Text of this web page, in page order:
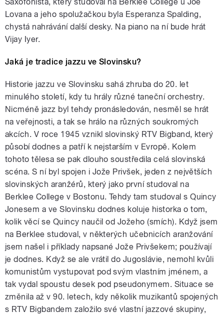
Lovana a jeho spolužačkou byla Esperanza Spalding,
chystá nahrávání další desky. Na piano na ní bude hrát
Vijay Iyer.
Jaká je tradice jazzu ve Slovinsku?
Historie jazzu ve Slovinsku sahá zhruba do 20. let
minulého století, kdy tu hrály různé taneční orchestry.
Nicméně jazz byl tehdy pronásledován, nesměl se hrát
na veřejnosti, a tak se hrálo na různých soukromých
akcích. V roce 1945 vznikl slovinský RTV Bigband, který
působí dodnes a patří k nejstarším v Evropě. Kolem
tohoto tělesa se pak dlouho soustředila celá slovinská
scéna. S ní byl spojen i Jože Privšek, jeden z největších
slovinských aranžérů, který jako první studoval na
Berklee College v Bostonu. Tehdy tam studoval s Quincy
Jonesem a ve Slovinsku dodnes koluje historka o tom,
kolik věcí se Quincy naučil od Jožeho (smích). Když jsem
na Berklee studoval, v některých učebnicích aranžování
jsem našel i příklady napsané Jože Privšekem; používají
je dodnes. Když se ale vrátil do Jugoslávie, nemohl kvůli
komunistům vystupovat pod svým vlastním jménem, a
tak vydal spoustu desek pod pseudonymem. Situace se
změnila až v 90. letech, kdy několik muzikantů spojených
s RTV Bigbandem založilo své vlastní jazzové skupiny,